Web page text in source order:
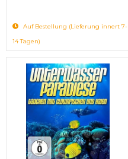
Auf Bestellung (Lieferung innert 7-
14 Tagen)